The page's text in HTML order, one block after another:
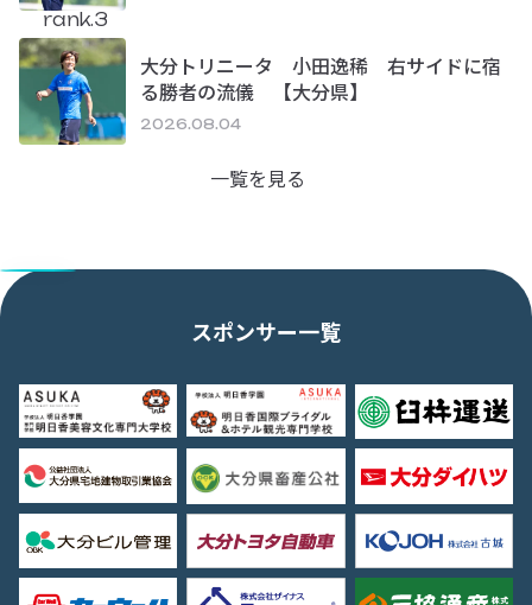
rank.3
大分トリニータ 小田逸稀 右サイドに宿
る勝者の流儀 【大分県】
2026.08.04
一覧を見る
スポンサー一覧